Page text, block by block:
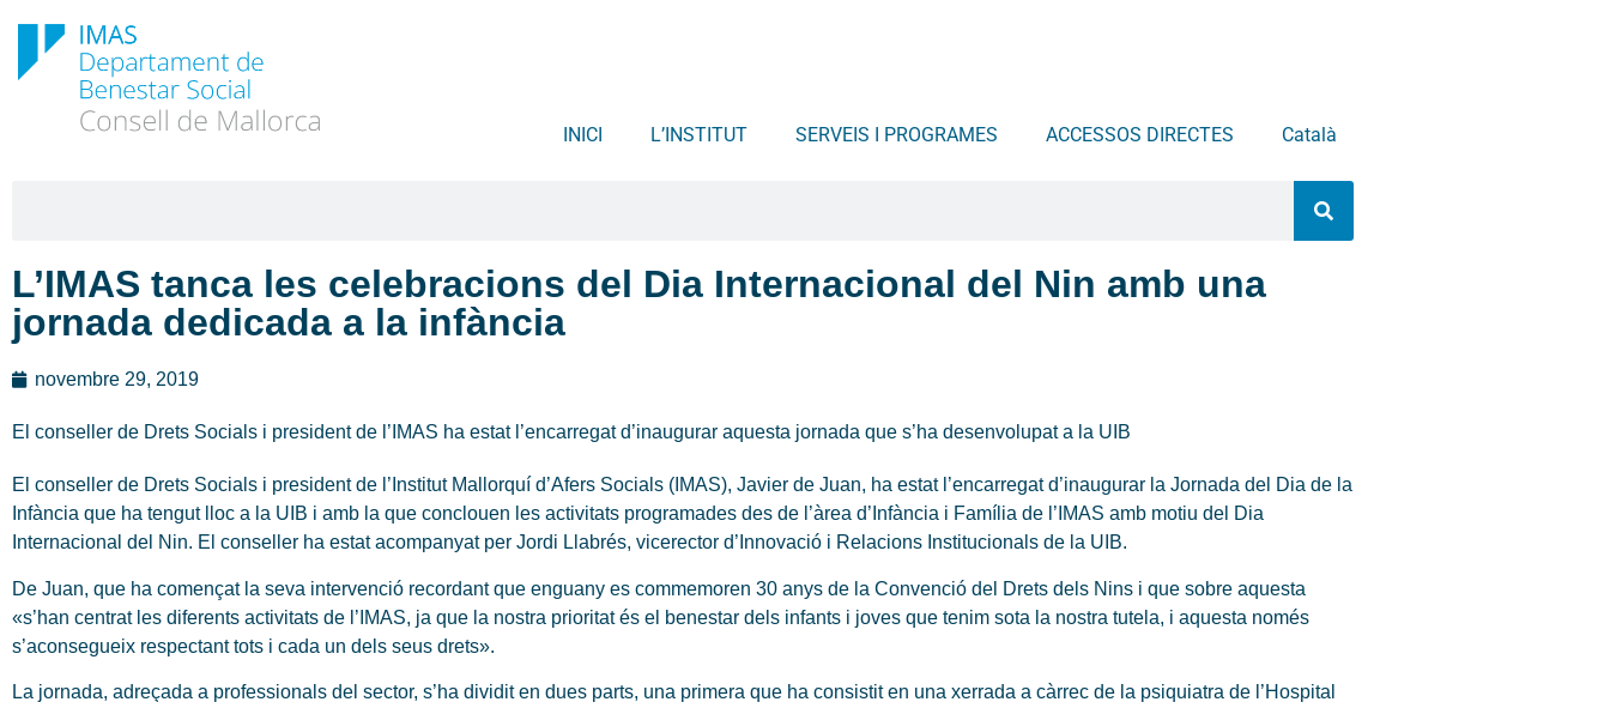
INICI L’INSTITUT SERVEIS I PROGRAMES ACCESSOS DIRECTES Català
L’IMAS tanca les celebracions del Dia Internacional del Nin amb una
jornada dedicada a la infància
novembre 29, 2019
El conseller de Drets Socials i president de l’IMAS ha estat l’encarregat d’inaugurar aquesta jornada que s’ha desenvolupat a la UIB
El conseller de Drets Socials i president de l’Institut Mallorquí d’Afers Socials (IMAS), Javier de Juan, ha estat l’encarregat d’inaugurar la Jornada del Dia de la
Infància que ha tengut lloc a la UIB i amb la que conclouen les activitats programades des de l’àrea d’Infància i Família de l’IMAS amb motiu del Dia
Internacional del Nin. El conseller ha estat acompanyat per Jordi Llabrés, vicerector d’Innovació i Relacions Institucionals de la UIB.
De Juan, que ha començat la seva intervenció recordant que enguany es commemoren 30 anys de la Convenció del Drets dels Nins i que sobre aquesta
«s’han centrat les diferents activitats de l’IMAS, ja que la nostra prioritat és el benestar dels infants i joves que tenim sota la nostra tutela, i aquesta només
s’aconsegueix respectant tots i cada un dels seus drets».
La jornada, adreçada a professionals del sector, s’ha dividit en dues parts, una primera que ha consistit en una xerrada a càrrec de la psiquiatra de l’Hospital